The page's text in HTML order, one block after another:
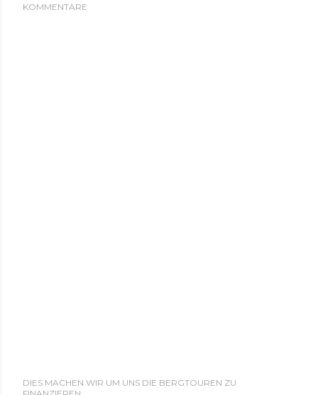
KOMMENTARE
DIES MACHEN WIR UM UNS DIE BERGTOUREN ZU